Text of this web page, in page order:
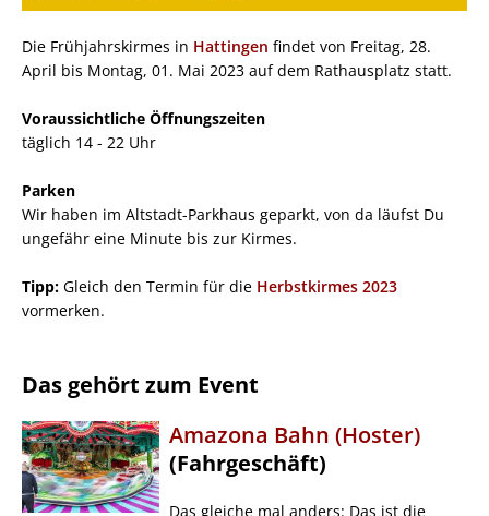
Die Frühjahrskirmes in Hattingen findet von Freitag, 28.
April bis Montag, 01. Mai 2023 auf dem Rathausplatz statt.
Voraussichtliche Öffnungszeiten
täglich 14 - 22 Uhr
Parken
Wir haben im Altstadt-Parkhaus geparkt, von da läufst Du
ungefähr eine Minute bis zur Kirmes.
Tipp: Gleich den Termin für die Herbstkirmes 2023
vormerken.
Das gehört zum Event
Amazona Bahn (Hoster)
(Fahrgeschäft)
Das gleiche mal anders: Das ist die